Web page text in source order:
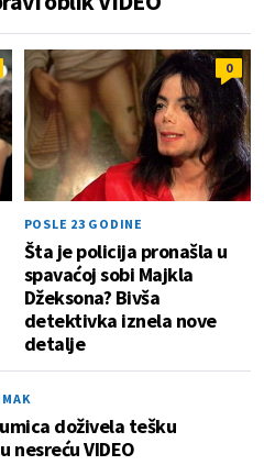
0
POSLE 23 GODINE
Šta je policija pronašla u
spavaćoj sobi Majkla
Džeksona? Bivša
detektivka iznela nove
detalje
doživela tešku
nesreću VIDEO